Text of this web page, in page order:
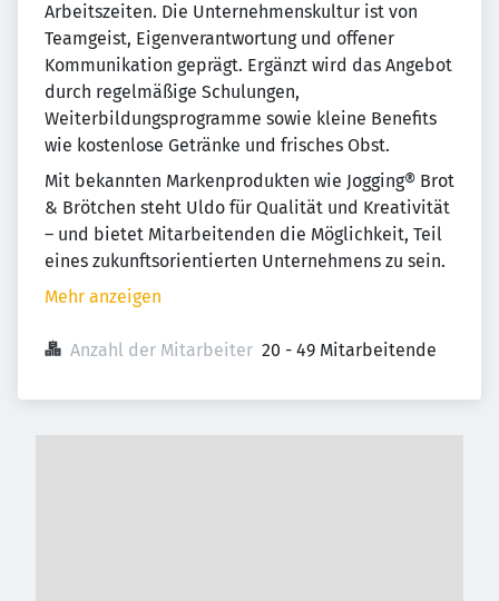
Arbeitszeiten. Die Unternehmenskultur ist von
Teamgeist, Eigenverantwortung und offener
Kommunikation geprägt. Ergänzt wird das Angebot
durch regelmäßige Schulungen,
Weiterbildungsprogramme sowie kleine Benefits
wie kostenlose Getränke und frisches Obst.
Mit bekannten Markenprodukten wie Jogging® Brot
& Brötchen steht Uldo für Qualität und Kreativität
– und bietet Mitarbeitenden die Möglichkeit, Teil
eines zukunftsorientierten Unternehmens zu sein.
Mehr anzeigen
Anzahl der Mitarbeiter 20 - 49 Mitarbeitende